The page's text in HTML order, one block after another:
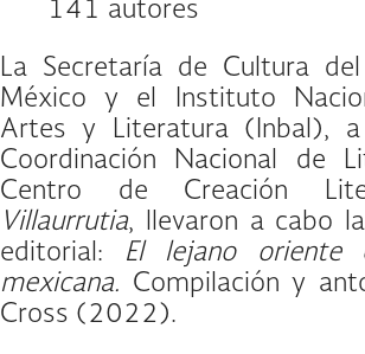
141 autores
La Secretaría de Cultura
México y el Instituto
Artes y Literatura (Inbal),
Coordinación Nacional de
Centro de Creación
Villaurrutia, llevaron a cabo
editorial: El lejano oriente
mexicana. Compilación y
Cross (2022).